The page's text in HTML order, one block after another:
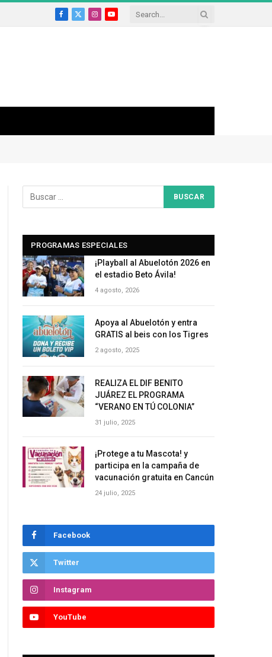
Facebook
X
InstagramYouTube
PROGRAMAS ESPECIALES
¡Playball al Abuelotón 2026 en
el estadio Beto Ávila!
4 agosto, 2026
Apoya al Abuelotón y entra
GRATIS al beis con los Tigres
2 agosto, 2025
REALIZA EL DIF BENITO
JUÁREZ EL PROGRAMA
“VERANO EN TÚ COLONIA”
31 julio, 2025
¡Protege a tu Mascota! y
participa en la campaña de
vacunación gratuita en Cancún
24 julio, 2025
Facebook
Twitter
Instagram
YouTube